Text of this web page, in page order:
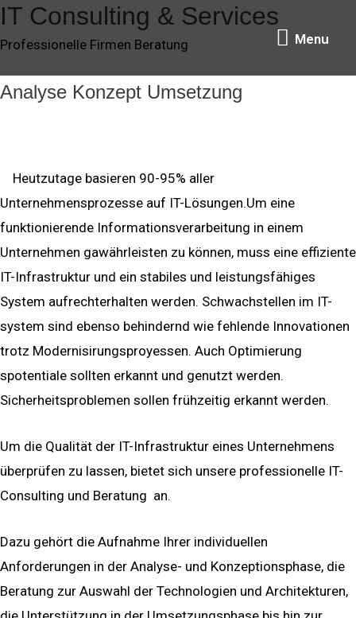
Zum
Inhalt
Menu
Menu
IT Consulting & Services
Professionelle Firmen Beratung
Analyse Konzept Umsetzung
Heutzutage basieren 90-95% aller
Unternehmensprozesse auf IT-Lösungen.Um eine
funktionierende Informationsverarbeitung in einem
Unternehmen gawährleisten zu können, muss eine effiziente
IT-Infrastruktur und ein stabiles und leistungsfähiges
System aufrechterhalten werden. Schwachstellen im IT-
system sind ebenso behindernd wie fehlende Innovationen
trotz Modernisirungsproyessen. Auch Optimierung
spotentiale sollten erkannt und genutzt werden.
Sicherheitsproblemen sollen frühzeitig erkannt werden.
Um die Qualität der IT-Infrastruktur eines Unternehmens
überprüfen zu lassen, bietet sich unsere professionelle IT-
Consulting und Beratung an.
Dazu gehört die Aufnahme Ihrer individuellen
Anforderungen in der Analyse- und Konzeptionsphase, die
Beratung zur Auswahl der Technologien und Architekturen,